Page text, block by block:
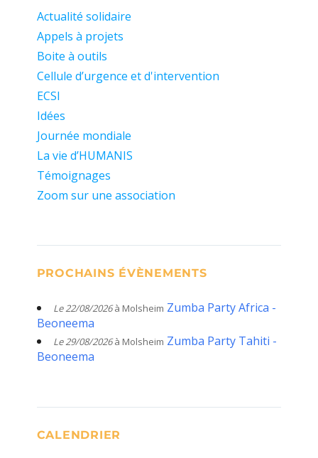
Actualité solidaire
Appels à projets
Boite à outils
Cellule d’urgence et d'intervention
ECSI
Idées
Journée mondiale
La vie d’HUMANIS
Témoignages
Zoom sur une association
PROCHAINS ÉVÈNEMENTS
Le 22/08/2026à Molsheim Zumba Party Africa -
Beoneema
Le 29/08/2026à Molsheim Zumba Party Tahiti -
Beoneema
CALENDRIER